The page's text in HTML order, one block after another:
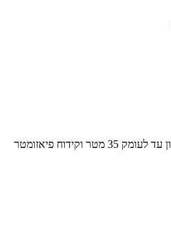
רמברנדט 6 תל אביב, קידוחי ניסיון עד לעומק 35 מטר וקידוח פיאזומטר